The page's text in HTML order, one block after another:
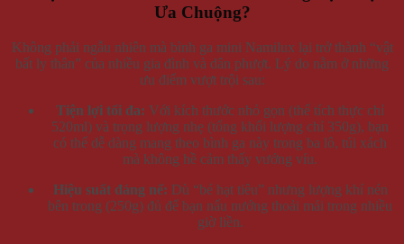
Ưa Chuộng?
Không phải ngẫu nhiên mà bình ga mini Namilux lại trở thành “vật
bất ly thân” của nhiều gia đình và dân phượt. Lý do nằm ở những
ưu điểm vượt trội sau:
Tiện lợi tối đa: Với kích thước nhỏ gọn (thể tích thực chỉ
520ml) và trọng lượng nhẹ (tổng khối lượng chỉ 350g), bạn
có thể dễ dàng mang theo bình ga này trong ba lô, túi xách
mà không hề cảm thấy vướng víu.
Hiệu suất đáng nể: Dù “bé hạt tiêu” nhưng lượng khí nén
bên trong (250g) đủ để bạn nấu nướng thoải mái trong nhiều
giờ liền.